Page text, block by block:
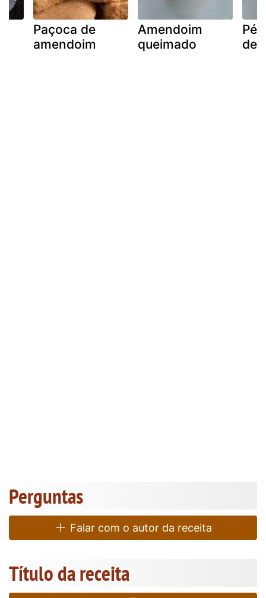
Paçoca de
amendoim
Amendoim
queimado
Pé
de
Perguntas
Falar com o autor da receita
Título da receita